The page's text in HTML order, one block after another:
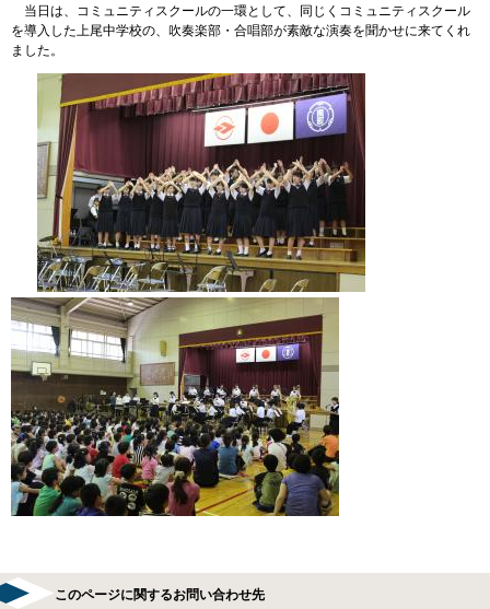
当日は、コミュニティスクールの一環として、同じくコミュニティスクール
を導入した上尾中学校の、吹奏楽部・合唱部が素敵な演奏を聞かせに来てくれ
ました。
このページに関するお問い合わせ先